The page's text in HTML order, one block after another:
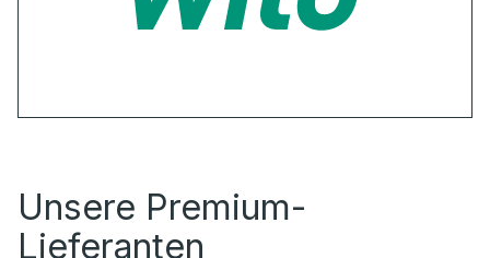
Unsere Premium-
Lieferanten